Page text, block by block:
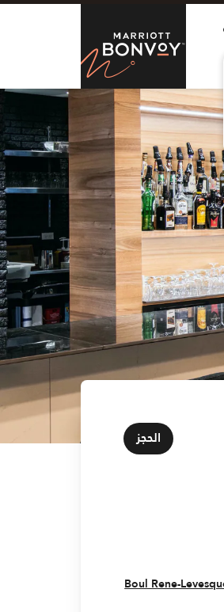
Skip to Content
Bonvoy
الحجز
Opens In New
Opens In New